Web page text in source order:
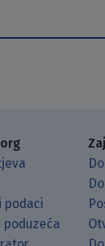
podaci
poduzeća